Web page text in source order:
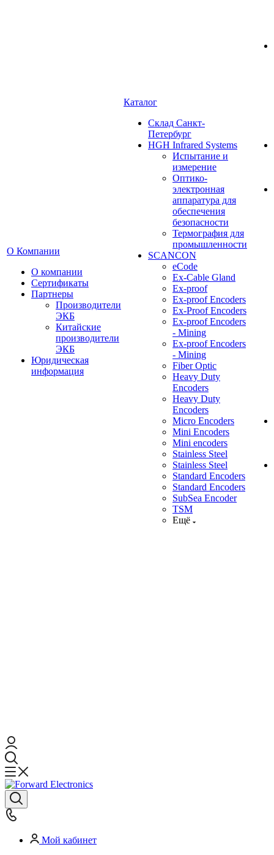
О Компании
О компании
Сертификаты
Партнеры
Производители
ЭКБ
Китайские
производители
ЭКБ
Юридическая
информация
Каталог
Cклад Санкт-
Петербург
HGH Infrared Systems
Испытание и
измерение
Оптико-
электронная
аппаратура для
обеспечения
безопасности
Термография для
промышленности
SCANCON
eCode
Ex-Cable Gland
Ex-proof
Ex-proof Encoders
Ex-Proof Encoders
Ex-proof Encoders
- Mining
Ex-proof Encoders
- Mining
Fiber Optic
Heavy Duty
Encoders
Heavy Duty
Encoders
Micro Encoders
Mini Encoders
Mini encoders
Stainless Steel
Stainless Steel
Standard Encoders
Standard Encoders
SubSea Encoder
TSM
Ещё
Мой кабинет